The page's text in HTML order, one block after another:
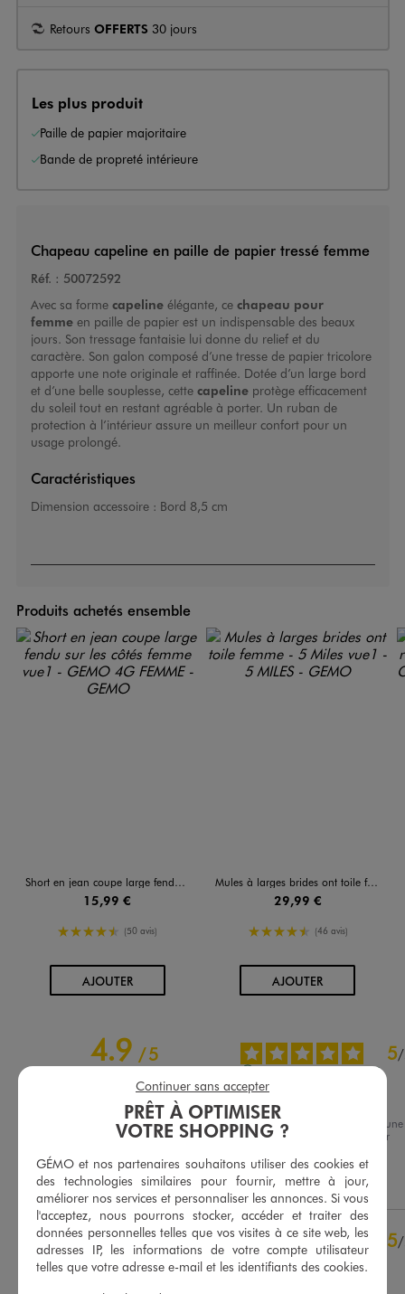
Retours OFFERTS 30 jours
Les plus produit
Paille de papier majoritaire
Bande de propreté intérieure
Chapeau capeline en paille de papier tressé femme
Réf. : 50072592
Avec sa forme capeline élégante, ce chapeau pour
femme en paille de papier est un indispensable des beaux
jours. Son tressage fantaisie lui donne du relief et du
caractère. Son galon composé d’une tresse de papier tricolore
apporte une note originale et raffinée. Dotée d’un large bord
et d’une belle souplesse, cette capelineprotège efficacement
du soleil tout en restant agréable à porter. Un ruban de
protection à l’intérieur assure un meilleur confort pour un
usage prolongé.
Caractéristiques
Dimension accessoire : Bord 8,5 cm
Produits achetés ensemble
Short en jean coupe large fendu sur les côtés femme
15,99 €
4.5/5 de moyenne
(50 avis)
AJOUTERAU PANIER
Mules à larges brides ont toile femme - 5 Miles
29,99 €
4.5/5 de moyenne
(46 avis)
AJOUTERAU PANIER
4.9/5
avis soumis à un
Voir tous les avis sur ce site
5étoiles
19
4étoiles
3
3étoiles
0
2étoiles
0
5/
Avis vérifié et récompensé
Sympa à porter
Avis du30/07/2026
, suite à une
expérience du
par
Utile(0) Signaler
5/
Avis vérifié et récompensé
PRÊT À OPTIMISER
VOTRE SHOPPING ?
GÉMO et nos partenaires souhaitons utiliser des cookies et
des technologies similaires pour fournir, mettre à jour,
améliorer nos services et personnaliser les annonces. Si vous
l'acceptez, nous pourrons stocker, accéder et traiter des
données personnelles telles que vos visites à ce site web, les
adresses IP, les informations de votre compte utilisateur
telles que votre adresse e-mail et les identifiants des cookies.
Continuer sans accepter